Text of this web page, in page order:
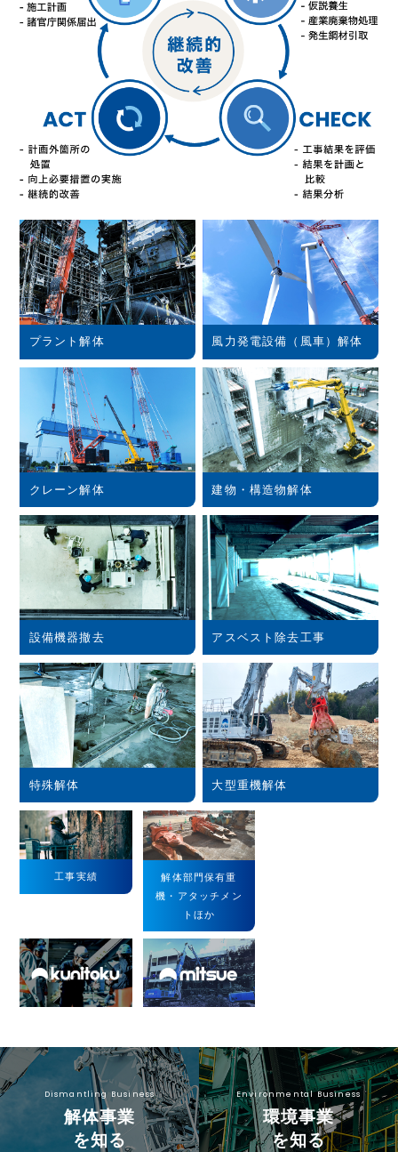
投資家の方へ
基本情報
IRライブラリー
株主・株式関連
財務ハイライト
IRニュース
IRよくある質問
IRお問合せ
イボキン ブログ
contact
お問い合わせ
ご相談・ご質問はお気軽にどうぞ。
email お問合せフォーム
資源の一生に、夢と責任。
事業所map
プラント解体 風力発電設備（風車）解体
クレーン解体 建物・構造物解体
設備機器撤去 アスベスト除去工事
特殊解体 大型重機解体
工事実績
解体部門保有重
機・アタッチメン
トほか
Dismantling Business
解体事業
を知る
Environmental Business
環境事業
を知る